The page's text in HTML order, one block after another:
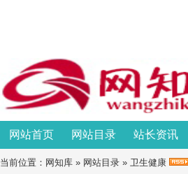
网站首页 网站目录 站长资讯
当前位置： 网知库 » 网站目录 » 卫生健康